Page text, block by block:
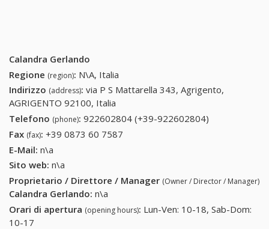
Calandra Gerlando
Regione (region): N\A, Italia
Indirizzo (address): via P S Mattarella 343, Agrigento,
AGRIGENTO 92100, Italia
Telefono (phone): 922602804 (+39-922602804)
Fax (fax): +39 0873 60 7587
E-Mail: n\a
Sito web: n\a
Proprietario / Direttore / Manager (Owner / Director / Manager)
Calandra Gerlando: n\a
Orari di apertura (opening hours): Lun-Ven: 10-18, Sab-Dom:
10-17